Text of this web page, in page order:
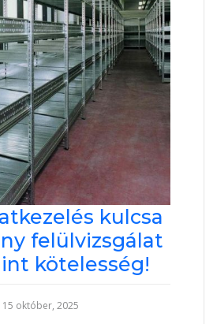
kulcsa
felülvizsgálat
kötelesség!
15 október, 2025